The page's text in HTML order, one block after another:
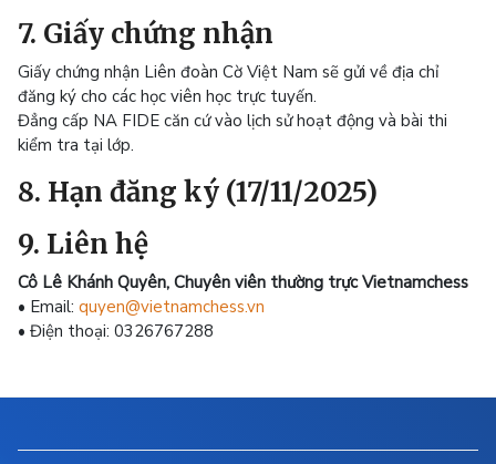
7. Giấy chứng nhận
Giấy chứng nhận Liên đoàn Cờ Việt Nam sẽ gửi về địa chỉ
đăng ký cho các học viên học trực tuyến.
Đẳng cấp NA FIDE căn cứ vào lịch sử hoạt động và bài thi
kiểm tra tại lớp.
8. Hạn đăng ký (17/11/2025)
9. Liên hệ
Cô Lê Khánh Quyên, Chuyên viên thường trực Vietnamchess
• Email: quyen@vietnamchess.vn
• Điện thoại: 0326767288